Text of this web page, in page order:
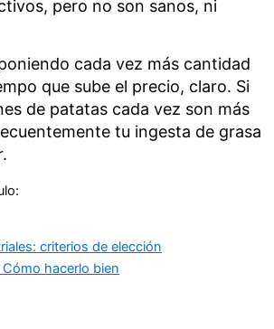
pero no son sanos, ni
cada vez más cantidad
que sube el precio, claro. Si
de patatas cada vez son más
tu ingesta de grasa
criterios de elección
Cómo hacerlo bien